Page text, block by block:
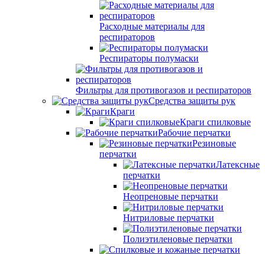
Расходные материалы для
респираторов
Респираторы полумаски
Фильтры для противогазов и респираторов
Средства защиты рук
Краги
Краги спилковые
Рабочие перчатки
Резиновые
перчатки
Латексные
перчатки
Неопреновые перчатки
Нитриловые перчатки
Полиэтиленовые перчатки